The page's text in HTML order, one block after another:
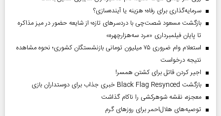
سرمایه‌گذاری برای رفاه؛ هزینه یا آینده‌سازی؟
بازگشت مسعود شصت‌چی با دردسر‌های تازه؛ از شایعه حضور در میز مذاکره
تا پایان فیلمبرداری «مرد سه‌هزارچهره»
استعلام وام ضروری ۷۵ میلیون تومانی بازنشستگان کشوری؛ نحوه مشاهده
نتیجه درخواست
اجیر کردن قاتل برای کشتن همسر!
بازگشت Black Flag Resynced خبری جذاب برای دوستداران بازی
معجزه، نقشه شوهرکشی را ناکام گذاشت
توصیه‌های هلال‌احمر برای روز‌های گرم